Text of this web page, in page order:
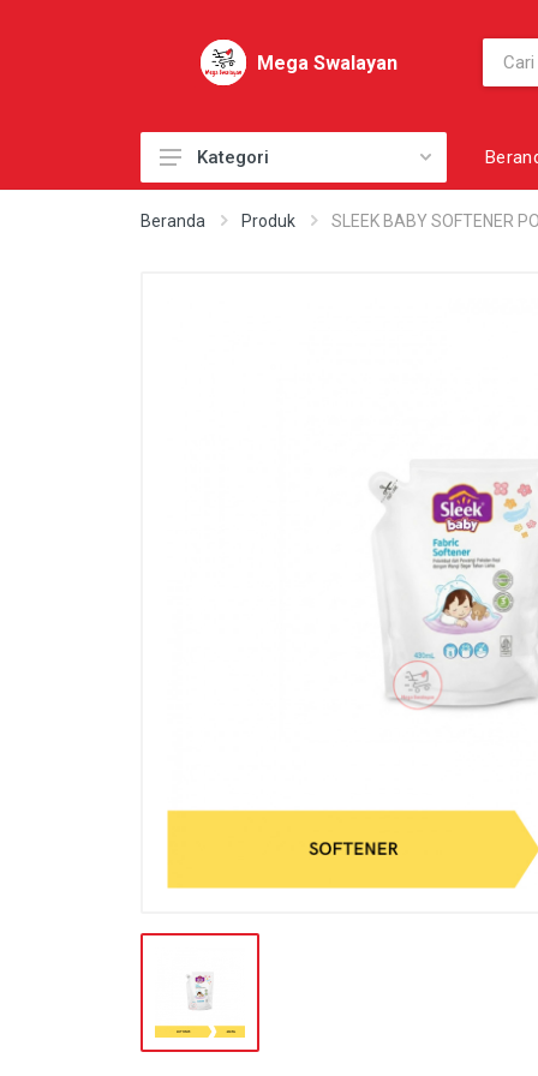
Mega Swalayan
AKSESORI
FURNITURE
KEBUTUHAN HOTEL-RESTO
KEBUTUHAN KOKI
Kategori
Beranda Produk SLEEK BABY SOFTENER